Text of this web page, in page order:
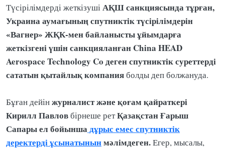
Түсірілімдерді жеткізуші АҚШ санкциясында тұрған,
Украина аумағының спутниктік түсірілімдерін
«Вагнер» ЖҚК-мен байланысты ұйымдарға
жеткізгені үшін санкцияланған China HEAD
Aerospace Technology Co деген спутниктік суреттерді
сататын қытайлық компанияболды деп болжануда.
Бұған дейінжурналист және қоғам қайраткері
Кирилл Павловбірнеше ретҚазақстан Ғарыш
Сапары ел бойыншадұрыс емес спутниктік
деректерді ұсынатынынмәлімдеген.Егер, мысалы,